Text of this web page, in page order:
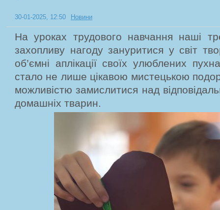
30-01-2025, 12:50 Новини
На уроках трудового навчання наші
захопливу нагоду зануритися у світ
об’ємні аплікації своїх улюблених
стало не лише цікавою мистецькою
можливістю замислитися над
домашніх тварин.